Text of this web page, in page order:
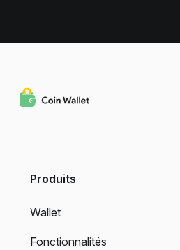
Produits
Wallet
Fonctionnalités